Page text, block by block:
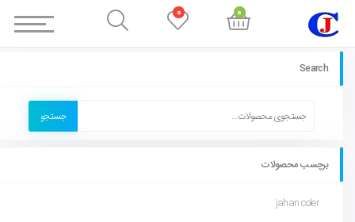
Search
جستجو
برچسب محصولات
jahan coler
0
0